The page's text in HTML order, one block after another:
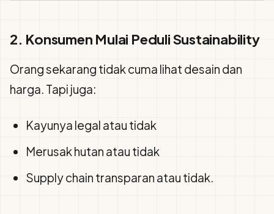
2. Konsumen Mulai Peduli Sustainability
Orang sekarang tidak cuma lihat desain dan
harga. Tapi juga:
Kayunya legal atau tidak
Merusak hutan atau tidak
Supply chain transparan atau tidak.